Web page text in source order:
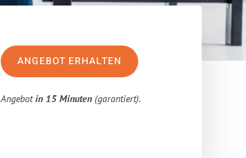
ANGEBOT ERHALTEN
Angebotin 15 Minuten (garantiert).